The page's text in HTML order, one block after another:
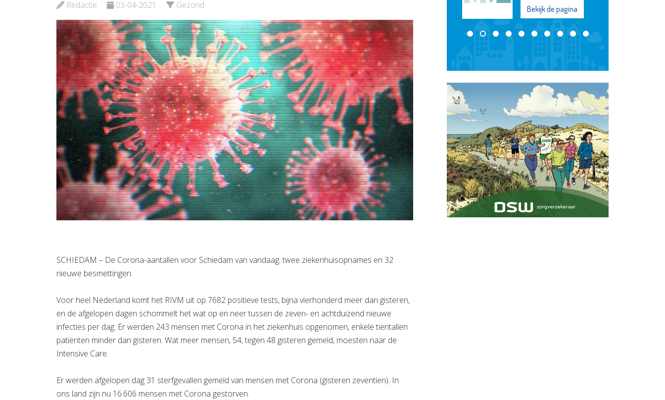
Redactie 03-04-2021 Gezond
SCHIEDAM – De Corona-aantallen voor Schiedam van vandaag: twee ziekenhuisopnames en 32
nieuwe besmettingen.
Voor heel Nederland komt het RIVM uit op 7682 positieve tests, bijna vierhonderd meer dan gisteren,
en de afgelopen dagen schommelt het wat op en neer tussen de zeven- en achtduizend nieuwe
infecties per dag. Er werden 243 mensen met Corona in het ziekenhuis opgenomen, enkele tientallen
patiënten minder dan gisteren. Wat meer mensen, 54, tegen 48 gisteren gemeld, moesten naar de
Intensive Care.
Er werden afgelopen dag 31 sterfgevallen gemeld van mensen met Corona (gisteren zeventien). In
ons land zijn nu 16.606 mensen met Corona gestorven.
Bekijk de pagina
Bekijk de pagina
Bekijk de pagina